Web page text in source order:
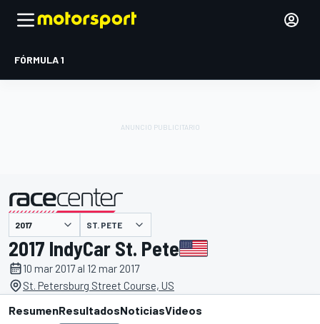
FÓRMULA 1
presentado por ST. PETE
2017 IndyCar St. Pete
10 mar 2017 al 12 mar 2017
St. Petersburg Street Course, US
ResumenResultadosNoticiasVideos